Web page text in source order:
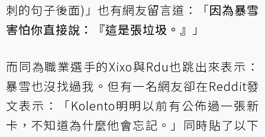
刺的句子後面)」也有網友留言道：「因為暴雪
害怕你直接說：『這是張垃圾。』
」
而同為職業選手的Xixo與Rdu也跳出來表示：
暴雪也沒找過我。但有一名網友卻在Reddit發
文表示：「Kolento明明以前有公佈過一張新
卡，不知道為什麼他會忘記。」同時貼了以下